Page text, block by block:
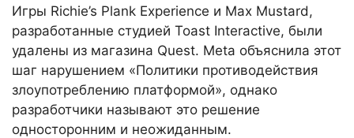
Игры Richie’s Plank Experience и Max Mustard,
разработанные студией Toast Interactive, были
удалены из магазина Quest. Meta объяснила этот
шаг нарушением «Политики противодействия
злоупотреблению платформой», однако
разработчики называют это решение
односторонним и неожиданным.